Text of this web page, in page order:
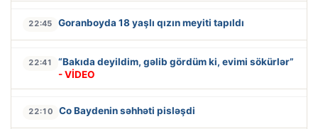
22:45 Goranboyda 18 yaşlı qızın meyiti tapıldı
22:41
“Bakıda deyildim, gəlib gördüm ki, evimi sökürlər”
- VİDEO
22:10 Co Baydenin səhhəti pisləşdi